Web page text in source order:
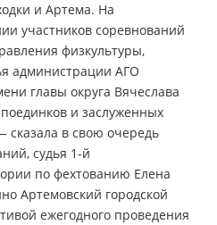
и Артема. На
участников соревнований
физкультуры,
администрации АГО
главы округа Вячеслава
и заслуженных
сказала в свою очередь
судья 1-й
по фехтованию Елена
Артемовский городской
ежегодного проведения